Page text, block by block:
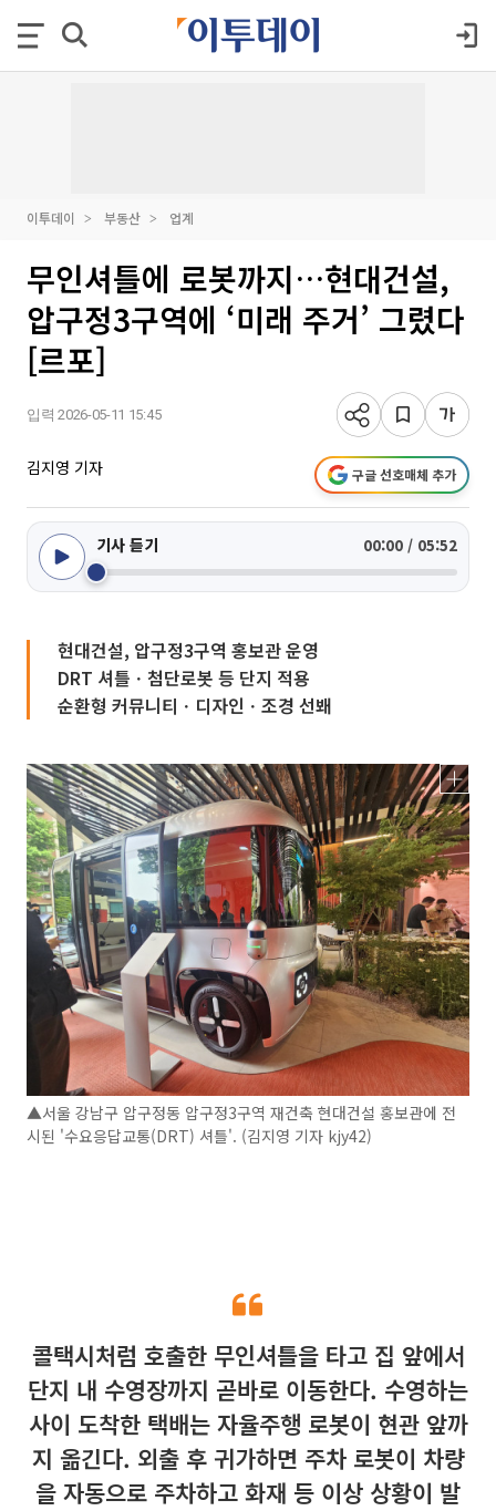
이투데이 부동산 업계
무인셔틀에 로봇까지…현대건설,
압구정3구역에 ‘미래 주거’ 그렸다
[르포]
입력 2026-05-11 15:45
김지영 기자 구글 선호매체 추가
기사 듣기 00:00 / 05:52
현대건설, 압구정3구역 홍보관 운영
DRT 셔틀ㆍ첨단로봇 등 단지 적용
순환형 커뮤니티ㆍ디자인ㆍ조경 선봬
▲서울 강남구 압구정동 압구정3구역 재건축 현대건설 홍보관에 전
시된 '수요응답교통(DRT) 셔틀'. (김지영 기자 kjy42)
콜택시처럼 호출한 무인셔틀을 타고 집 앞에서
단지 내 수영장까지 곧바로 이동한다. 수영하는
사이 도착한 택배는 자율주행 로봇이 현관 앞까
지 옮긴다. 외출 후 귀가하면 주차 로봇이 차량
을 자동으로 주차하고 화재 등 이상 상황이 발